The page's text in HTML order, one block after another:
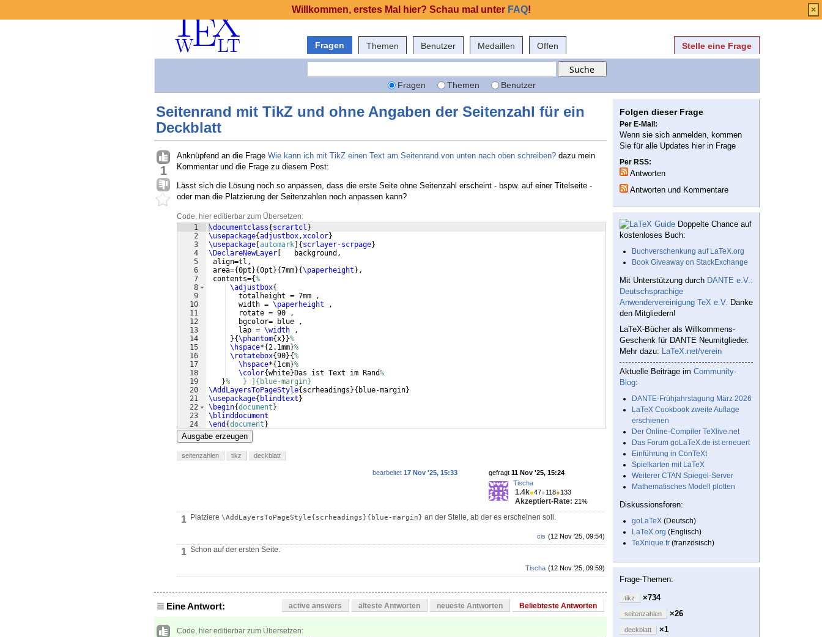
Fragen Themen Benutzer Medaillen Offen Stelle eine Frage
Fragen Themen Benutzer
Seitenrand mit TikZ und ohne Angaben der Seitenzahl für ein
Deckblatt
1
Anknüpfend an die Frage Wie kann ich mit TikZ einen Text am Seitenrand von unten nach oben schreiben? dazu mein
Kommentar und die Frage zu diesem Post:
Lässt sich die Lösung noch so anpassen, dass die erste Seite ohne Seitenzahl erscheint - bspw. auf einer Titelseite -
oder man die Platzierung der Seitenzahlen noch anpassen kann?
Code, hier editierbar zum Übersetzen:
1
2
3
4
5
6
7
8
9
10
11
12
13
14
15
16
17
18
19
20
21
22
23
24
\documentclass{ scrartcl }
\usepackage{adjustbox,xcolor}
\usepackage automark { scrlayer-scrpage}
\DeclareNewLayer
   background,
align=tl,
area={0pt }{0pt }{7mm}{\paperheight } ,
contents={%
\adjustbox{
   totalheight = 7mm ,
   width =
\paperheight ,
   rotate = 90 ,
   bgcolor= blue ,
   lap =
\width ,
}{\phantom{x}}%
\hspace*{2.1mm}%
\rotatebox{90}{%
\hspace*{ 1cm}%
\color{white} Das ist Text im Rand%
}%   } ]{blue-margin}
\AddLayersToPageStyle{ scrheadings }{ blue-margin}
\usepackage{ blindtext }
\begin{document }
\blinddocument
\end {document }
Ausgabe erzeugen
seitenzahlen tikz deckblatt
gefragt 11 Nov '25, 15:24
Tischa
1.4k●47●118●133
Akzeptiert-Rate: 21%
bearbeitet 17 Nov '25, 15:33
1 Platziere \AddLayersToPageStyle{scrheadings}{blue-margin} an der Stelle, ab der es erscheinen soll.
(12 Nov '25, 09:54)
cis
1 Schon auf der ersten Seite.
(12 Nov '25, 09:59)
Tischa
Eine Antwort: active answers älteste Antworten neueste Antworten Beliebteste Antworten
Code, hier editierbar zum Übersetzen:
Folgen dieser Frage
Per E-Mail:
Wenn sie sich anmelden, kommen
Sie für alle Updates hier in Frage
Per RSS:
Antworten
Antworten und Kommentare
Doppelte Chance auf
kostenloses Buch:
Buchverschenkung auf LaTeX.org
Book Giveaway on StackExchange
Mit Unterstützung durch DANTE e.V.:
Deutschsprachige
Anwendervereinigung TeX e.V. Danke
den Mitgliedern!
LaTeX-Bücher als Willkommens-
Geschenk für DANTE Neumitglieder.
Mehr dazu: LaTeX.net/verein
Aktuelle Beiträge im Community-
Blog:
DANTE-Frühjahrstagung März 2026
LaTeX Cookbook zweite Auflage
erschienen
Der Online-Compiler TeXlive.net
Das Forum goLaTeX.de ist erneuert
Einführung in ConTeXt
Spielkarten mit LaTeX
Weiterer CTAN Spiegel-Server
Mathematisches Modell plotten
Diskussionsforen:
goLaTeX (Deutsch)
LaTeX.org (Englisch)
TeXnique.fr (französisch)
Frage-Themen:
tikz ×734
seitenzahlen ×26
deckblatt
×1
Willkommen, erstes Mal hier? Schau mal unter FAQ! ×